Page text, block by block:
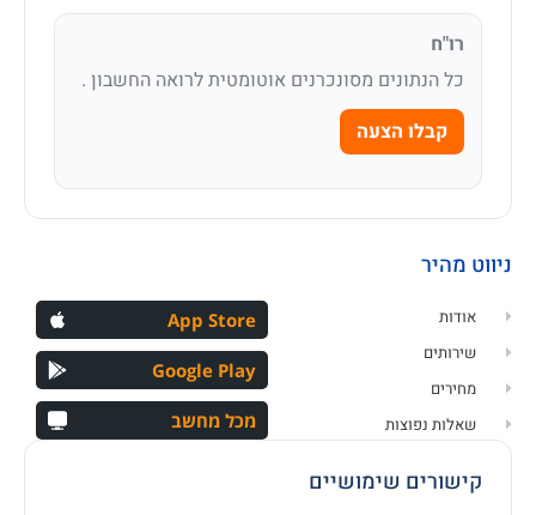
רו"ח
כל הנתונים מסונכרנים אוטומטית לרואה החשבון .
קבלו הצעה
ניווט מהיר
אודות
שירותים
מחירים
שאלות נפוצות
App Store
Google Play
מכל מחשב
קישורים שימושיים